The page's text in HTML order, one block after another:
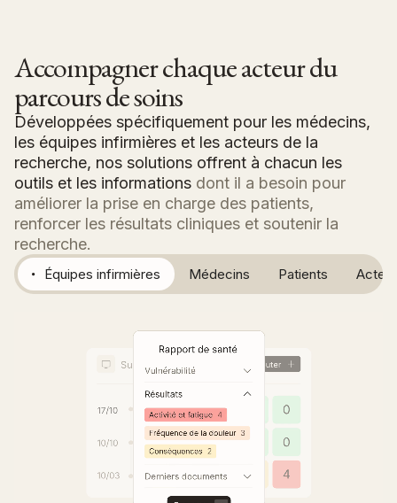
Accompagner chaque acteur du
parcours de soins
Développées spécifiquement pour les médecins,
les équipes infirmières et les acteurs de la
recherche, nos solutions offrent à chacun les
outils et les informations dont il a besoin pour
améliorer la prise en charge des patients,
renforcer les résultats cliniques et soutenir la
recherche.
Équipes infirmières Médecins Patients